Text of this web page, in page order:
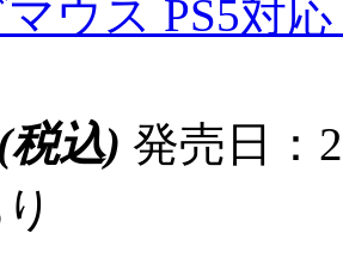
マウス PS5対
(税込) 発売日：